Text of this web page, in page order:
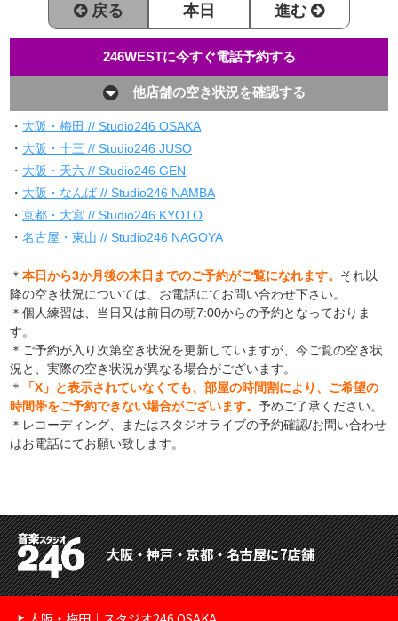
戻る 本日 進む
246WESTに今すぐ電話予約する
他店舗の空き状況を確認する
・ 大阪・梅田 // Studio246 OSAKA
・ 大阪・十三 // Studio246 JUSO
・ 大阪・天六 // Studio246 GEN
・ 大阪・なんば // Studio246 NAMBA
・京都・大宮 // Studio246 KYOTO
・名古屋・東山 // Studio246 NAGOYA
＊本日から3か月後の末日までのご予約がご覧になれます。 それ以
降の空き状況については、お電話にてお問い合わせ下さい。
＊個人練習は、当日又は前日の朝7:00からの予約となっておりま
す。
＊ご予約が入り次第空き状況を更新していますが、今ご覧の空き状
況と、実際の空き状況が異なる場合がございます。
＊
「X」と表示されていなくても、部屋の時間割により、ご希望の
時間帯をご予約できない場合がございます。予めご了承ください。
＊レコーディング、またはスタジオライブの予約確認/お問い合わせ
はお電話にてお願い致します。
大阪・神戸・京都・名古屋に7店舗